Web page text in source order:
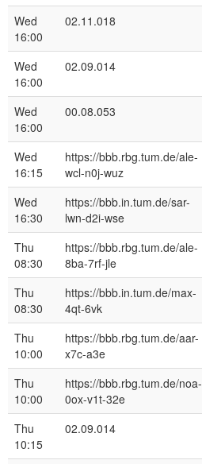
Wed
16:00
02.11.018
Wed
16:00
02.09.014
Wed
16:00
00.08.053
Wed
16:15
https://bbb.rbg.tum.de/ale-
wcl-n0j-wuz
Wed
16:30
https://bbb.in.tum.de/sar-
lwn-d2i-wse
Thu
08:30
https://bbb.rbg.tum.de/ale-
8ba-7rf-jle
Thu
08:30
https://bbb.in.tum.de/max-
4qt-6vk
Thu
10:00
https://bbb.rbg.tum.de/aar-
x7c-a3e
Thu
10:00
https://bbb.rbg.tum.de/noa-
0ox-v1t-32e
Thu
10:15
02.09.014